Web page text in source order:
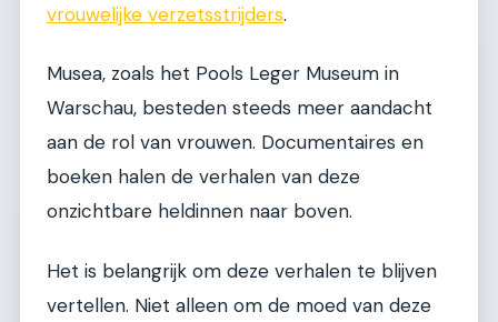
vrouwelijke verzetsstrijders.
Musea, zoals het Pools Leger Museum in
Warschau, besteden steeds meer aandacht
aan de rol van vrouwen. Documentaires en
boeken halen de verhalen van deze
onzichtbare heldinnen naar boven.
Het is belangrijk om deze verhalen te blijven
vertellen. Niet alleen om de moed van deze